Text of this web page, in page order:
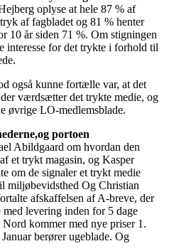
oplyse at hele 87 % af
af fagbladet og 81 % henter
10 år siden 71 %. Om stigningen
interesse for det trykte i forhold til
også kunne fortælle var, at det
værdsætter det trykte medie, og
øvrige LO-medlemsblade.
portoen
Abildgaard om hvordan den
et trykt magasin, og Kasper
om de signaler et trykt medie
miljøbevidsthed Og Christian
afskaffelsen af A-breve, der
levering inden for 5 dage
kommer med nye priser 1.
berører ugeblade. Og